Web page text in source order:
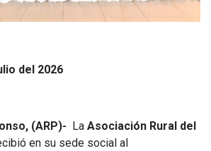
del 2026
(ARP)- La Asociación Rural del
en su sede social al